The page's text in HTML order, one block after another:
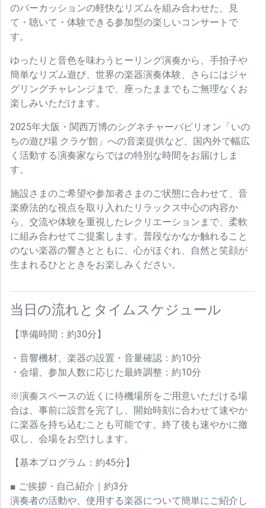
のパーカッションの軽快なリズムを組み合わせた、見
て・聴いて・体験できる参加型の楽しいコンサートで
す。
ゆったりと音色を味わうヒーリング演奏から、手拍子や
簡単なリズム遊び、世界の楽器演奏体験、さらにはジャ
グリングチャレンジまで、座ったままでもご無理なくお
楽しみいただけます。
2025年大阪・関西万博のシグネチャーパビリオン「いの
ちの遊び場 クラゲ館」への音楽提供など、国内外で幅広
く活動する演奏家ならではの特別な時間をお届けしま
す。
施設さまのご希望や参加者さまのご状態に合わせて、音
楽療法的な視点を取り入れたリラックス中心の内容か
ら、交流や体験を重視したレクリエーションまで、柔軟
に組み合わせてご提案します。普段なかなか触れること
のない楽器の響きとともに、心がほぐれ、自然と笑顔が
生まれるひとときをお楽しみください。
当日の流れとタイムスケジュール
【準備時間：約30分】
・音響機材、楽器の設置・音量確認：約10分
・会場、参加人数に応じた最終調整：約10分
※演奏スペースの近くに待機場所をご用意いただける場
合は、事前に設営を完了し、開始時刻に合わせて速やか
に楽器を持ち込むことも可能です。終了後も速やかに撤
収し、会場をお空けします。
【基本プログラム：約45分】
■ ご挨拶・自己紹介｜約3分
演奏者の活動や、使用する楽器について簡単にご紹介し